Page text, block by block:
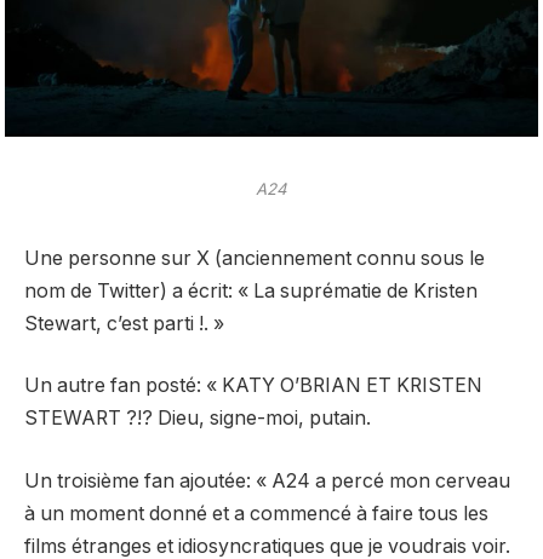
A24
Une personne sur X (anciennement connu sous le
nom de Twitter) a écrit: « La suprématie de Kristen
Stewart, c’est parti !. »
Un autre fan posté: « KATY O’BRIAN ET KRISTEN
STEWART ?!? Dieu, signe-moi, putain.
Un troisième fan ajoutée: « A24 a percé mon cerveau
à un moment donné et a commencé à faire tous les
films étranges et idiosyncratiques que je voudrais voir.